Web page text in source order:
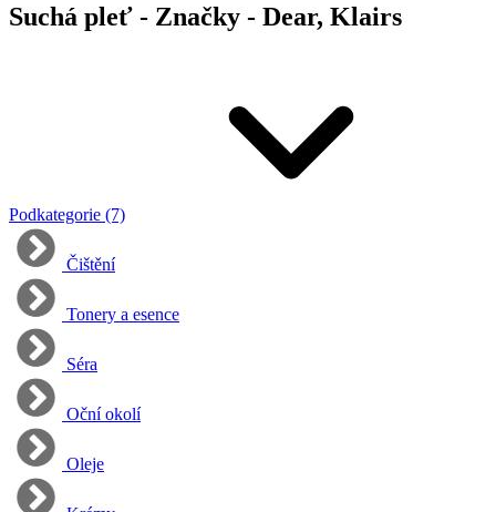
Suchá pleť - Značky - Dear, Klairs
Podkategorie (7)
Čištění
Tonery a esence
Séra
Oční okolí
Oleje